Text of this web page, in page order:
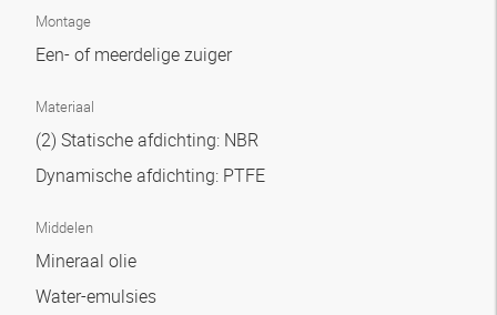
Montage
Een- of meerdelige zuiger
Materiaal
(2) Statische afdichting: NBR
Dynamische afdichting: PTFE
Middelen
Mineraal olie
Water-emulsies